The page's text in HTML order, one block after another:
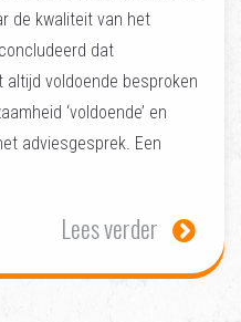
de kwaliteit van het
dat
altijd voldoende besproken
‘voldoende’ en
adviesgesprek. Een
Lees verder